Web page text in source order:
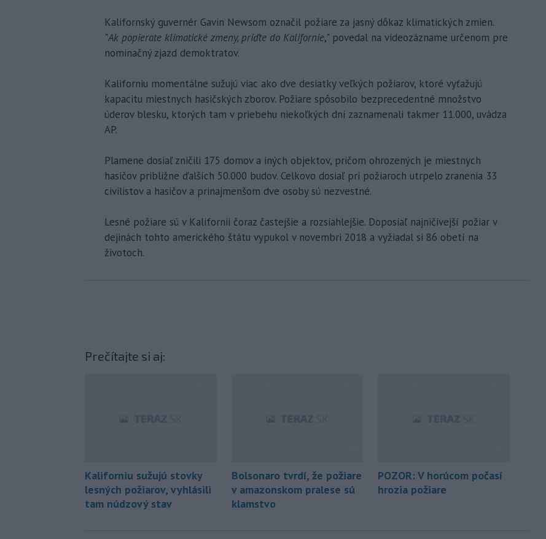
Kalifornský guvernér Gavin Newsom označil požiare za jasný dôkaz klimatických zmien.
"Ak popierate klimatické zmeny, príďte do Kalifornie," povedal na videozázname určenom pre
nominačný zjazd demoktratov.
Kaliforniu momentálne sužujú viac ako dve desiatky veľkých požiarov, ktoré vyťažujú
kapacitu miestnych hasičských zborov. Požiare spôsobilo bezprecedentné množstvo
úderov blesku, ktorých tam v priebehu niekoľkých dní zaznamenali takmer 11.000, uvádza
AP.
Plamene dosiaľ zničili 175 domov a iných objektov, pričom ohrozených je miestnych
hasičov približne ďalších 50.000 budov. Celkovo dosiaľ pri požiaroch utrpelo zranenia 33
civilistov a hasičov a prinajmenšom dve osoby sú nezvestné.
Lesné požiare sú v Kalifornii čoraz častejšie a rozsiahlejšie. Doposiaľ najničivejší požiar v
dejinách tohto amerického štátu vypukol v novembri 2018 a vyžiadal si 86 obetí na
životoch.
Prečítajte si aj:
Kaliforniu sužujú stovky
lesných požiarov, vyhlásili
tam núdzový stav
Bolsonaro tvrdí, že požiare
v amazonskom pralese sú
klamstvo
POZOR: V horúcom počasí
hrozia požiare